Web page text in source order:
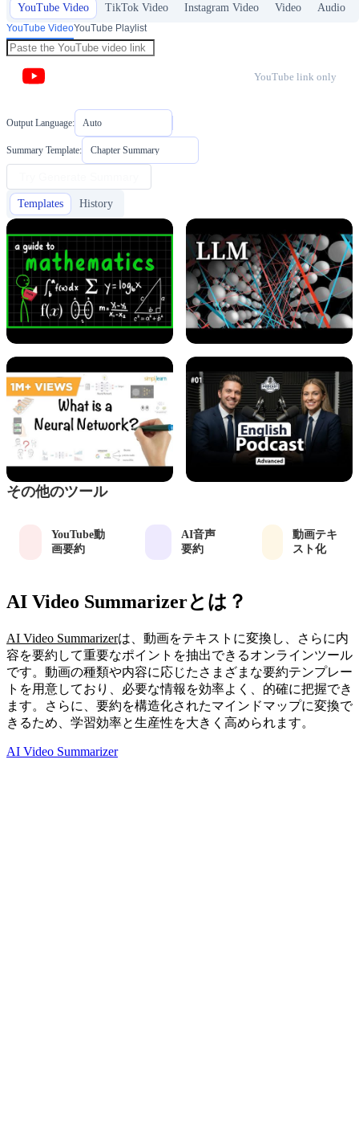
YouTube Video TikTok Video Instagram Video Video Audio
YouTube VideoYouTube Playlist
YouTube link only
Output Language: Auto
Summary Template: Chapter Summary
Templates History
その他のツール
YouTube動
画要約
AI音声
要約
動画テキ
スト化
AI Video Summarizerとは？
AI Video Summarizerは、動画をテキストに変換し、さらに内
容を要約して重要なポイントを抽出できるオンラインツール
です。動画の種類や内容に応じたさまざまな要約テンプレー
トを用意しており、必要な情報を効率よく、的確に把握でき
ます。さらに、要約を構造化されたマインドマップに変換で
きるため、学習効率と生産性を大きく高められます。
AI Video Summarizer